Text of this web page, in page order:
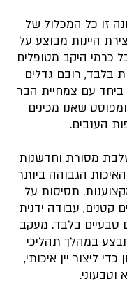
זו כל המכלול של
היינות מבוצע על
כרמי היקב מטופלים
בלבד, רובם גדלים
עם צמחיית הבר
שאנו מכינים
הענבים.
מסורת וחדשנות
הגבוהה ביותר
תסיסות על
קטנים, עבודה ידנית
טבעיים בלבד. מעקב
במהלך תהליכי
ליצור יין איכותי,
וטבעוני.